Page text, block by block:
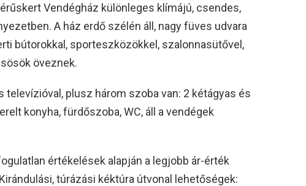
Vendégház különleges klímájú, csendes,
A ház erdő szélén áll, nagy füves udvara
bútorokkal, sporteszközökkel, szalonnasütővel,
öveznek.
televízióval, plusz három szoba van: 2 kétágyas és
konyha, fürdőszoba, WC, áll a vendégek
értékelések alapján a legjobb ár-érték
túrázási kéktúra útvonal lehetőségek: